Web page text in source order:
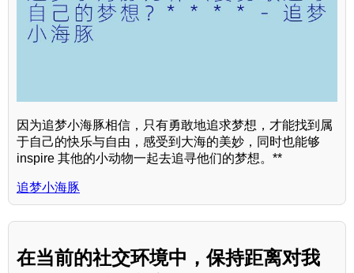
因为追梦小海豚相信，只有勇敢地追求梦想，才能找到属
于自己的快乐与自由，感受到大海的美妙，同时也能够
inspire 其他的小动物一起去追寻他们的梦想。**
追梦小海豚
在当前的社交环境中，保持距离对我